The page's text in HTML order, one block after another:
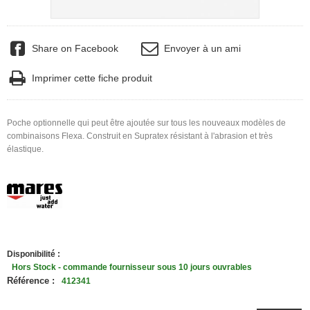
Share on Facebook Envoyer à un ami
Imprimer cette fiche produit
Poche optionnelle qui peut être ajoutée sur tous les nouveaux modèles de
combinaisons Flexa. Construit en Supratex résistant à l'abrasion et très
élastique.
Disponibilité :
Hors Stock - commande fournisseur sous 10 jours ouvrables
Référence : 412341